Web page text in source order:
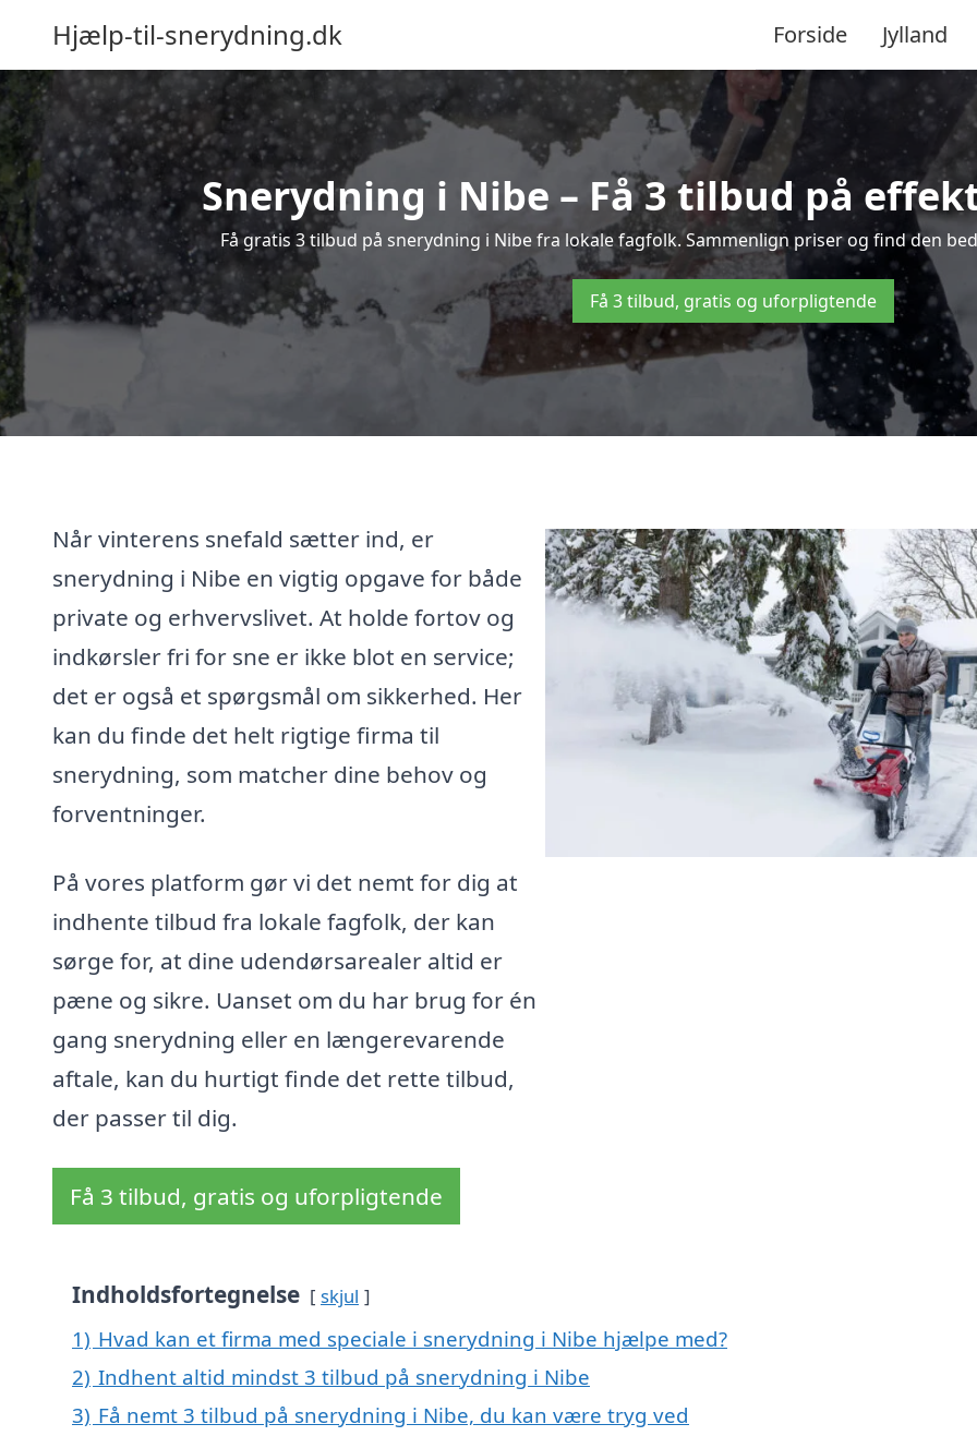
Hjælp-til-snerydning.dk Forside Jylland
Snerydning i Nibe – Få 3 tilbud på
Få gratis 3 tilbud på snerydning i Nibe fra lokale fagfolk. Sammenlign priser og find den
Få 3 tilbud, gratis og uforpligtende
Når vinterens snefald sætter ind, er
snerydning i Nibe en vigtig opgave for både
private og erhvervslivet. At holde fortov og
indkørsler fri for sne er ikke blot en service;
det er også et spørgsmål om sikkerhed. Her
kan du finde det helt rigtige firma til
snerydning, som matcher dine behov og
forventninger.
På vores platform gør vi det nemt for dig at
indhente tilbud fra lokale fagfolk, der kan
sørge for, at dine udendørsarealer altid er
pæne og sikre. Uanset om du har brug for én
gang snerydning eller en længerevarende
aftale, kan du hurtigt finde det rette tilbud,
der passer til dig.
Få 3 tilbud, gratis og uforpligtende
Indholdsfortegnelse skjul
1) Hvad kan et firma med speciale i snerydning i Nibe hjælpe med?
2) Indhent altid mindst 3 tilbud på snerydning i Nibe
3) Få nemt 3 tilbud på snerydning i Nibe, du kan være tryg ved